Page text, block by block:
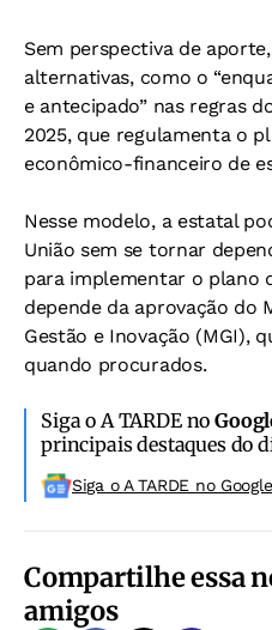
Sem perspectiva de
alternativas, como o
e antecipado” nas regras
2025, que regulamenta o
econômico-financeiro de
Nesse modelo, a estatal
União sem se tornar
para implementar o plano
depende da aprovação do
Gestão e Inovação (MGI),
quando procurados.
Siga o A TARDE no
principais destaques do
Siga o A TARDE no
Compartilhe essa
amigos